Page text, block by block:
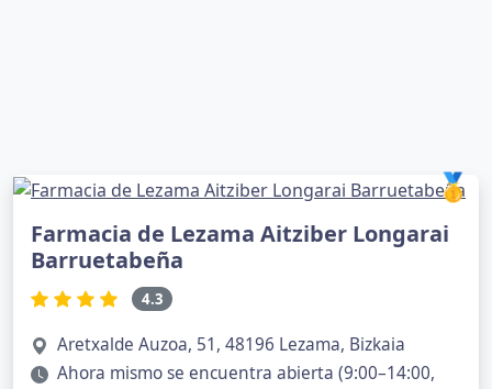
🥇
Farmacia de Lezama Aitziber Longarai
Barruetabeña
4.3
Aretxalde Auzoa, 51, 48196 Lezama, Bizkaia
Ahora mismo se encuentra abierta (9:00–14:00,